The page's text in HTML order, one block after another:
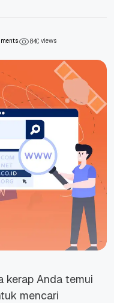
840views
kerap Anda temui
mencari